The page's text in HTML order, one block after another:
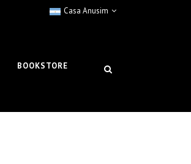
Casa Anusim
BOOKSTORE